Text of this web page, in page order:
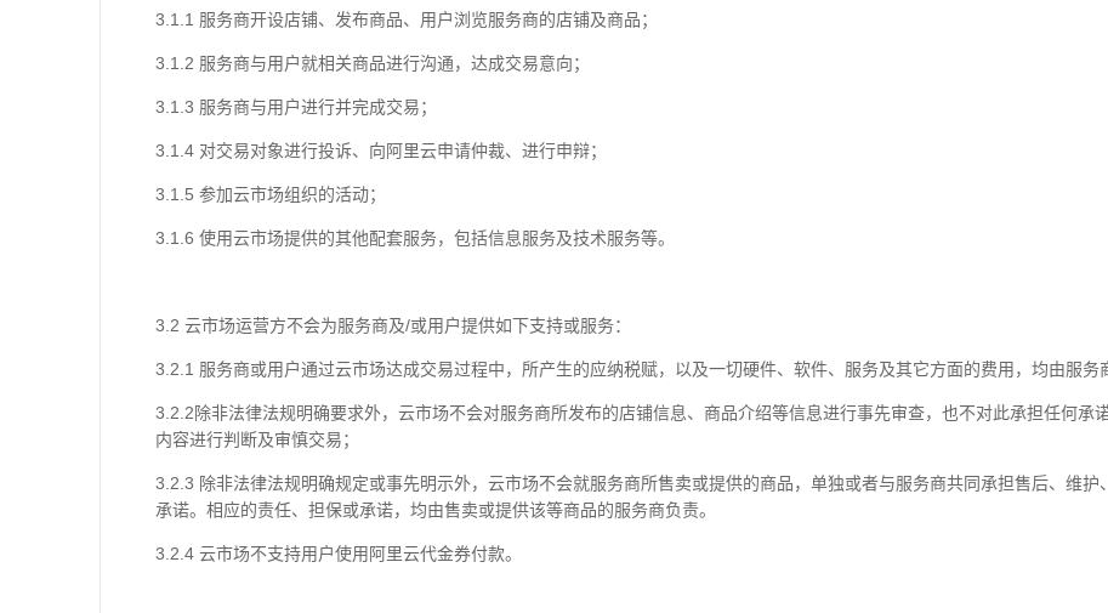
3.1.1 服务商开设店铺、发布商品、用户浏览服务商的店铺及商品；
3.1.2 服务商与用户就相关商品进行沟通，达成交易意向；
3.1.3 服务商与用户进行并完成交易；
3.1.4 对交易对象进行投诉、向阿里云申请仲裁、进行申辩；
3.1.5 参加云市场组织的活动；
3.1.6 使用云市场提供的其他配套服务，包括信息服务及技术服务等。
3.2 云市场运营方不会为服务商及/或用户提供如下支持或服务：
3.2.1 服务商或用户通过云市场达成交易过程中，所产生的应纳税赋，以及一切硬件、软件、服务及其它方面的费用，均由服务
3.2.2除非法律法规明确要求外，云市场不会对服务商所发布的店铺信息、商品介绍等信息进行事先审查，也不对此承担任何承
内容进行判断及审慎交易；
3.2.3 除非法律法规明确规定或事先明示外，云市场不会就服务商所售卖或提供的商品，单独或者与服务商共同承担售后、维
承诺。相应的责任、担保或承诺，均由售卖或提供该等商品的服务商负责。
3.2.4 云市场不支持用户使用阿里云代金券付款。